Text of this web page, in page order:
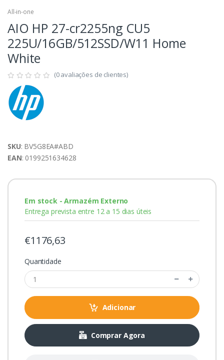
All-in-one
AIO HP 27-cr2255ng CU5
225U/16GB/512SSD/W11 Home
White
(0 avaliações de clientes)
SKU: BV5G8EA#ABD
EAN: 0199251634628
Em stock - Armazém Externo
Entrega prevista entre 12 a 15 dias úteis
€1176,63
Quantidade
Adicionar
Comprar Agora